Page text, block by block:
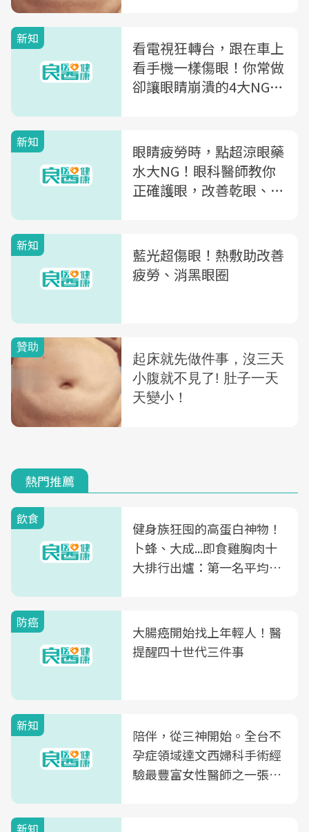
新知
看電視狂轉台，跟在車上
看手機一樣傷眼！你常做
卻讓眼睛崩潰的4大NG行
新知
眼睛疲勞時，點超涼眼藥
水大NG！眼科醫師教你
正確護眼，改善乾眼、痠
新知
藍光超傷眼！熱敷助改善
疲勞、消黑眼圈
熱門推薦
飲食
健身族狂囤的高蛋白神物！
卜蜂、大成...即食雞胸肉十
大排行出爐：第一名平均一
防癌
大腸癌開始找上年輕人！醫
提醒四十世代三件事
新知
陪伴，從三神開始。全台不
孕症領域達文西婦科手術經
驗最豐富女性醫師之一張永
新知